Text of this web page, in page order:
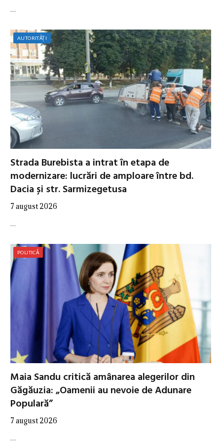
…
AUTORITĂȚI
Strada Burebista a intrat în etapa de
modernizare: lucrări de amploare între bd.
Dacia și str. Sarmizegetusa
7 august 2026
…
POLITICĂ
Maia Sandu critică amânarea alegerilor din
Găgăuzia: „Oamenii au nevoie de Adunare
Populară”
7 august 2026
…